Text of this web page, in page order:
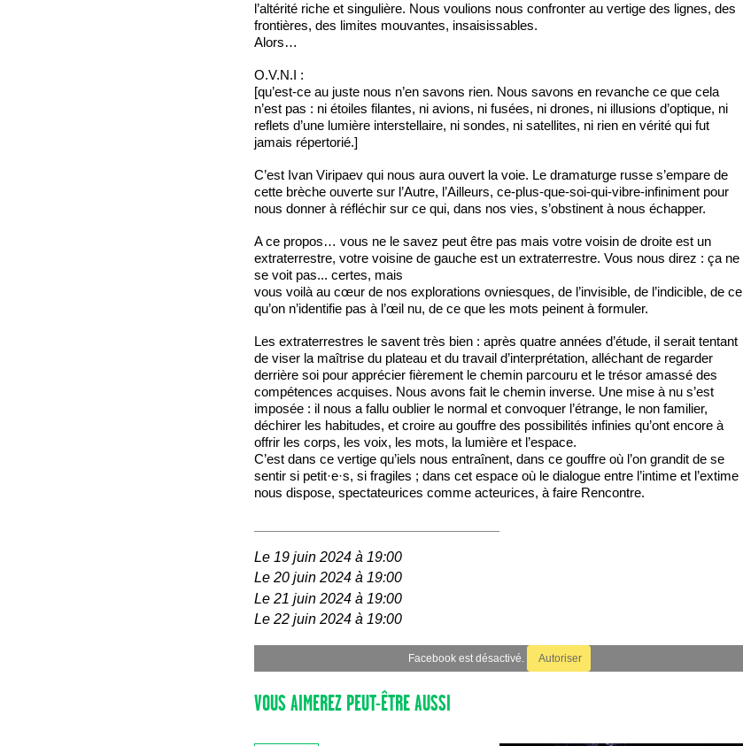
l’altérité riche et singulière. Nous voulions nous confronter au vertige des lignes, des
frontières, des limites mouvantes, insaisissables.
Alors…
O.V.N.I :
[qu’est-ce au juste nous n’en savons rien. Nous savons en revanche ce que cela
n’est pas : ni étoiles filantes, ni avions, ni fusées, ni drones, ni illusions d’optique, ni
reflets d’une lumière interstellaire, ni sondes, ni satellites, ni rien en vérité qui fut
jamais répertorié.]
C’est Ivan Viripaev qui nous aura ouvert la voie. Le dramaturge russe s’empare de
cette brèche ouverte sur l’Autre, l’Ailleurs, ce-plus-que-soi-qui-vibre-infiniment pour
nous donner à réfléchir sur ce qui, dans nos vies, s’obstinent à nous échapper.
A ce propos… vous ne le savez peut être pas mais votre voisin de droite est un
extraterrestre, votre voisine de gauche est un extraterrestre. Vous nous direz : ça ne
se voit pas... certes, mais
vous voilà au cœur de nos explorations ovniesques, de l’invisible, de l’indicible, de ce
qu’on n’identifie pas à l’œil nu, de ce que les mots peinent à formuler.
Les extraterrestres le savent très bien : après quatre années d’étude, il serait tentant
de viser la maîtrise du plateau et du travail d’interprétation, alléchant de regarder
derrière soi pour apprécier fièrement le chemin parcouru et le trésor amassé des
compétences acquises. Nous avons fait le chemin inverse. Une mise à nu s’est
imposée : il nous a fallu oublier le normal et convoquer l’étrange, le non familier,
déchirer les habitudes, et croire au gouffre des possibilités infinies qu’ont encore à
offrir les corps, les voix, les mots, la lumière et l’espace.
C’est dans ce vertige qu’iels nous entraînent, dans ce gouffre où l’on grandit de se
sentir si petit·e·s, si fragiles ; dans cet espace où le dialogue entre l’intime et l’extime
nous dispose, spectateurices comme acteurices, à faire Rencontre.
Le 19 juin 2024 à 19:00
Le 20 juin 2024 à 19:00
Le 21 juin 2024 à 19:00
Le 22 juin 2024 à 19:00
Facebook est désactivé. Autoriser
VOUS AIMEREZ PEUT-ÊTRE AUSSI